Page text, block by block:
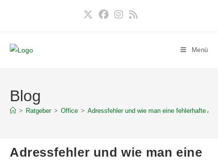
Menü
Blog
> Ratgeber > Office > Adressfehler und wie man eine fehlerhafte
Adressfehler und wie man eine